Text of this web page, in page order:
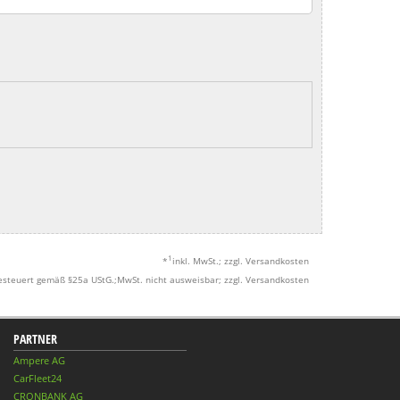
* 1 inkl. MwSt.; zzgl. Versandkosten
gemäß §25a UStG.;MwSt. nicht ausweisbar; zzgl. Versandkosten
PARTNER
Ampere AG
CarFleet24
CRONBANK AG